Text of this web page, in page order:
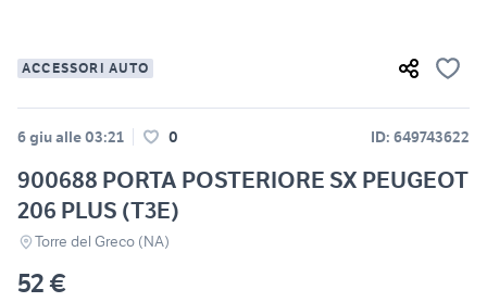
ACCESSORI AUTO
6 giu alle 03:21 0 ID: 649743622
900688 PORTA POSTERIORE SX PEUGEOT
206 PLUS (T3E)
Torre del Greco (NA)
52 €